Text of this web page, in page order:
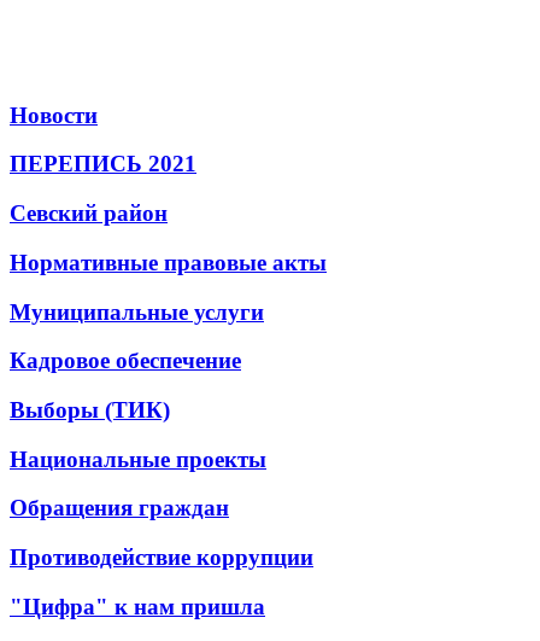
Новости
ПЕРЕПИСЬ 2021
Севский район
Нормативные правовые акты
Муниципальные услуги
Кадровое обеспечение
Выборы (ТИК)
Национальные проекты
Обращения граждан
Противодействие коррупции
"Цифра" к нам пришла